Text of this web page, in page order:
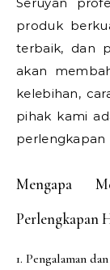
produk
terbaik, dan
akan
kelebihan,
pihak kami
perlengkapan
Mengapa
Perlengkapan
1. Pengalaman